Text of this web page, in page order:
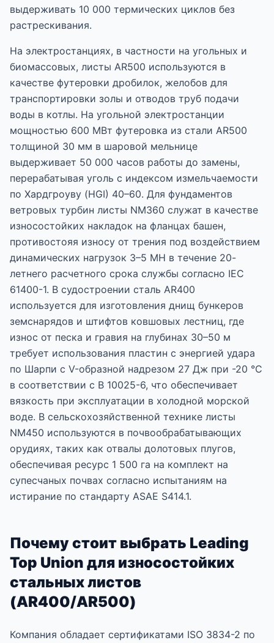
выдерживать 10 000 термических циклов без
растрескивания.
На электростанциях, в частности на угольных и
биомассовых, листы AR500 используются в
качестве футеровки дробилок, желобов для
транспортировки золы и отводов труб подачи
воды в котлы. На угольной электростанции
мощностью 600 МВт футеровка из стали AR500
толщиной 30 мм в шаровой мельнице
выдерживает 50 000 часов работы до замены,
перерабатывая уголь с индексом измельчаемости
по Хардгроуву (HGI) 40–60. Для фундаментов
ветровых турбин листы NM360 служат в качестве
износостойких накладок на фланцах башен,
противостояя износу от трения под воздействием
динамических нагрузок 3–5 МН в течение 20-
летнего расчетного срока службы согласно IEC
61400-1. В судостроении сталь AR400
используется для изготовления днищ бункеров
земснарядов и штифтов ковшовых лестниц, где
износ от песка и гравия на глубинах 30–50 м
требует использования пластин с энергией удара
по Шарпи с V-образной надрезом 27 Дж при -20 °C
в соответствии с В 10025-6, что обеспечивает
вязкость при эксплуатации в холодной морской
воде. В сельскохозяйственной технике листы
NM450 используются в почвообрабатывающих
орудиях, таких как отвалы долотовых плугов,
обеспечивая ресурс 1 500 га на комплект на
супесчаных почвах согласно испытаниям на
истирание по стандарту ASAE S414.1.
Почему стоит выбрать Leading
Top Union для износостойких
стальных листов
(AR400/AR500)
Компания обладает сертификатами ISO 3834-2 по